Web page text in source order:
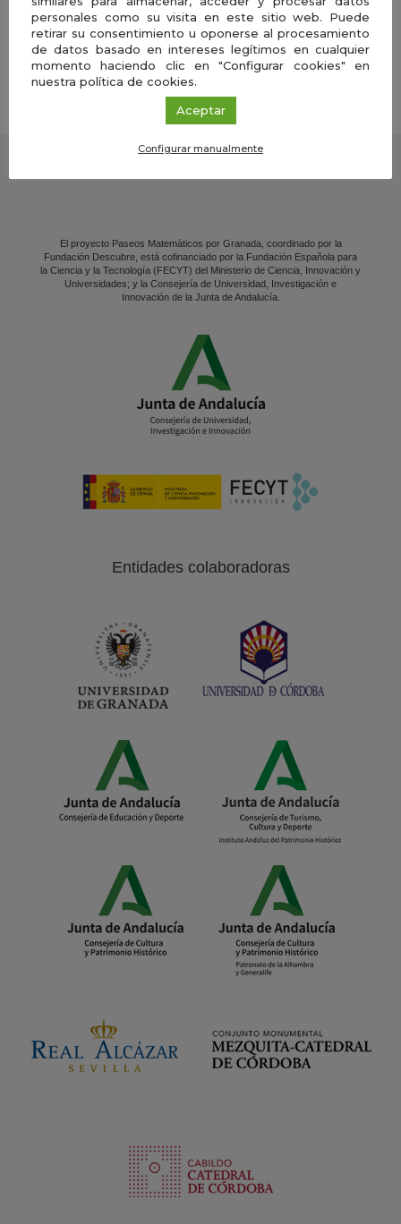
en
VER MÁS AGENDA
El proyecto Paseos Matemáticos por Granada, coordinado por la
Fundación Descubre, está cofinanciado por la Fundación Española para
la Ciencia y la Tecnología (FECYT) del Ministerio de Ciencia, Innovación y
Universidades; y la Consejería de Universidad, Investigación e
Innovación de la Junta de Andalucía.
Entidades colaboradoras
personales como su visita en este sitio web. Puede
retirar su consentimiento u oponerse al procesamiento
de datos basado en intereses legítimos en cualquier
momento haciendo clic en "Configurar cookies" en
nuestra política de cookies.
Aceptar
Configurar manualmente